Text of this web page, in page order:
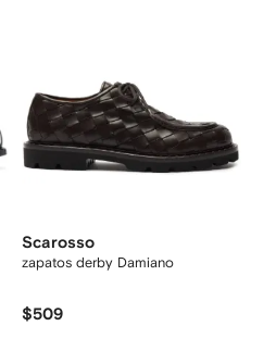
Scarosso
zapatos derby Damiano
$509